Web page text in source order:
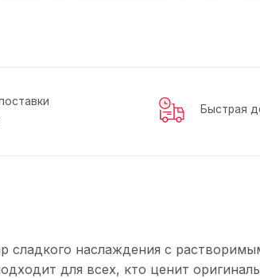
Быстрая
сладкого наслаждения с
для всех, кто ценит